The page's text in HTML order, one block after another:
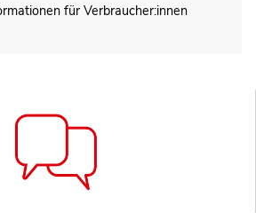
für Verbraucher:innen